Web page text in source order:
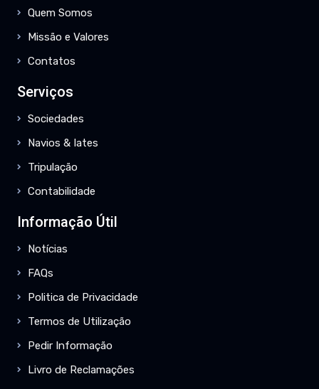
Quem Somos
Missão e Valores
Contatos
Serviços
Sociedades
Navios & Iates
Tripulação
Contabilidade
Informação Útil
Notícias
FAQs
Politica de Privacidade
Termos de Utilização
Pedir Informação
Livro de Reclamações